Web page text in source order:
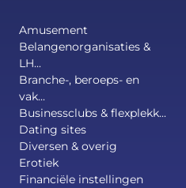
Amusement
Belangenorganisaties &
LH...
Branche-, beroeps- en
vak...
Businessclubs & flexplekk...
Dating sites
Diversen & overig
Erotiek
Financiële instellingen